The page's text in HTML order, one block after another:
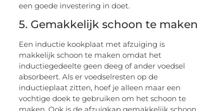
een goede investering in doet.
5. Gemakkelijk schoon te maken
Een inductie kookplaat met afzuiging is
makkelijk schoon te maken omdat het
inductiegedeelte geen deeg of ander voedsel
absorbeert. Als er voedselresten op de
inductieplaat zitten, hoef je alleen maar een
vochtige doek te gebruiken om het schoon te